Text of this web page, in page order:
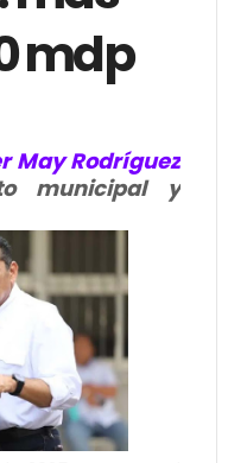
mdp
May Rodríguez
municipal y